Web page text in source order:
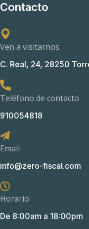
Contacto
Ven a visitarnos
C. Real, 24, 28250
Teléfono de contacto
910054818
Email
info@zero-fiscal.com
Horario
De 8:00am a 18:00pm